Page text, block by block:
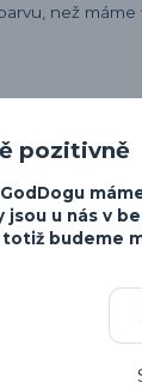
než
a
ke psům.
pozitivně
GodDogu
jsou u nás v
totiž budeme